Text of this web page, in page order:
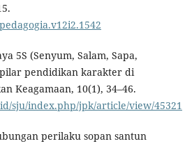
5S (Senyum, Salam, Sapa,
pendidikan karakter di
Keagamaan, 10(1), 34–46.
sju/index.php/jpk/article/view/45321
perilaku sopan santun